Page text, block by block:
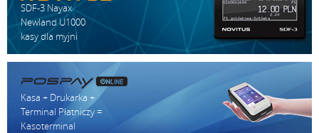
SDF-3 Nayax
Newland U1000
kasy dla myjni
Kasa + Drukarka +
Terminal Płatniczy =
Kasoterminal